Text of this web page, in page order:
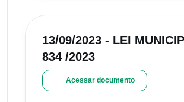
13/09/2023 - LEI
834 /2023
Acessar documento